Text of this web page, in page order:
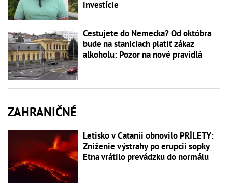
investície
Cestujete do Nemecka? Od októbra
bude na staniciach platiť zákaz
alkoholu: Pozor na nové pravidlá
ZAHRANIČNÉ
Letisko v Catanii obnovilo PRÍLETY:
Zníženie výstrahy po erupcii sopky
Etna vrátilo prevádzku do normálu